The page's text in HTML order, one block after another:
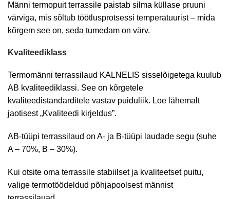
Männi termopuit terrassile paistab silma küllase pruuni
värviga, mis sõltub töötlusprotsessi temperatuurist – mida
kõrgem see on, seda tumedam on värv.
Kvaliteediklass
Termomänni terrassilaud KALNELIS sisselõigetega kuulub
AB kvaliteediklassi. See on kõrgetele
kvaliteedistandarditele vastav puiduliik. Loe lähemalt
jaotisest „Kvaliteedi kirjeldus”.
AB-tüüpi terrassilaud on A- ja B-tüüpi laudade segu (suhe
A – 70%, B – 30%).
Kui otsite oma terrassile stabiilset ja kvaliteetset puitu,
valige termotöödeldud põhjapoolsest männist